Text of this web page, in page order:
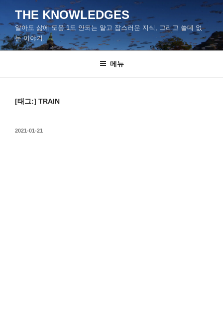
로
바
THE KNOWLEDGES
알아도 삶에 도움 1도 안되는 얕고 잡스러운 지식, 그리고 쓸데 없
는 이야기.
메뉴
[태그:] TRAIN
작
2021-01-21